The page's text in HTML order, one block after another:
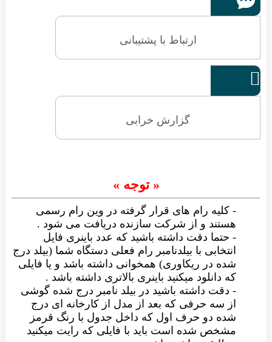
ارتباط با پشتیبانی

گزارش خرابی
« توجه »
- کلیه رام های قرار گرفته در وین رام رسمی
هستند و از شرکت سازنده دریافت می شود .
- حتما دقت داشته باشید که عدد باینری فایل
انتخابی با بیلدنامبر رام فعلی دستگاه شما (بیلد درج
شده در ریکاوری) همخوانی داشته باشد و یا فایلی
که دانلود میکنید باینری بالاتری داشته باشد .
- دقت داشته باشید در بیلد نامبر درج شده گوشی
از سه حرفی که بعد از مدل از کارخانه ای درج
شده دو حرف اول که داخل جدول با رنگ قرمز
مشخص شده است باید با فایلی که رایت میکنید